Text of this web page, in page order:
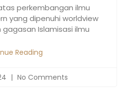
perkembangan ilmu
yang dipenuhi worldview
gagasan Islamisasi ilmu
Reading
No Comments